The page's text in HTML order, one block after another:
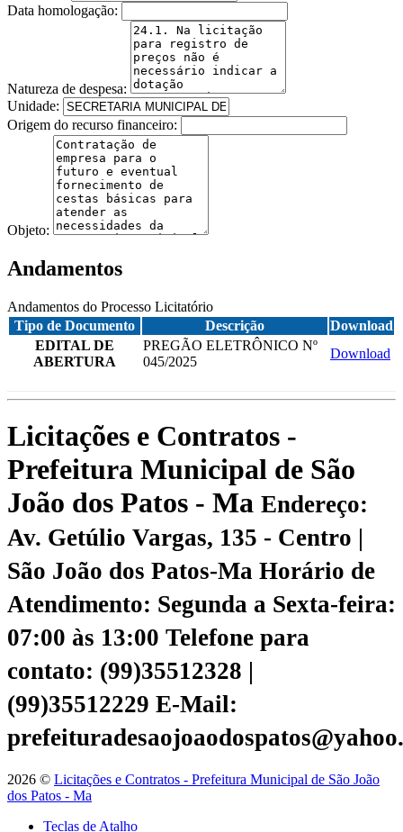
Data homologação:
Natureza de despesa:
Unidade:
Origem do recurso financeiro:
Objeto:
Andamentos
Andamentos do Processo Licitatório
Tipo de Documento
Descrição
Download
EDITAL DE
ABERTURA
PREGÃO ELETRÔNICO Nº
045/2025
Download
Licitações e Contratos -
Prefeitura Municipal de São
João dos Patos - Ma Endereço:
Av. Getúlio Vargas, 135 - Centro |
São João dos Patos-Ma Horário de
Atendimento: Segunda a Sexta-feira:
07:00 às 13:00 Telefone para
contato: (99)35512328 |
(99)35512229 E-Mail:
2026 © Licitações e Contratos - Prefeitura Municipal de São João
dos Patos - Ma
Teclas de Atalho